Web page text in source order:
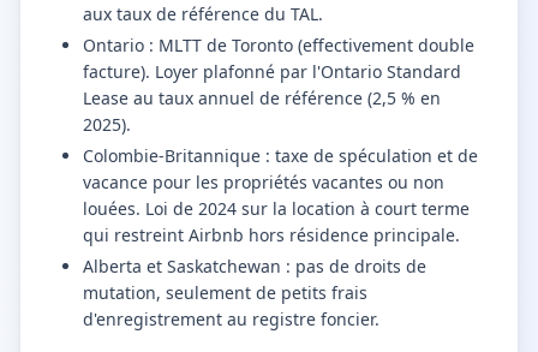
aux taux de référence du TAL.
Ontario : MLTT de Toronto (effectivement double
facture). Loyer plafonné par l'Ontario Standard
Lease au taux annuel de référence (2,5 % en
2025).
Colombie-Britannique : taxe de spéculation et de
vacance pour les propriétés vacantes ou non
louées. Loi de 2024 sur la location à court terme
qui restreint Airbnb hors résidence principale.
Alberta et Saskatchewan : pas de droits de
mutation, seulement de petits frais
d'enregistrement au registre foncier.